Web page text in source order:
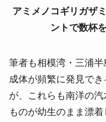
アミメノコギリガザ
ントで数杯
筆者も相模湾・三浦
成体が頻繁に発見で
が、これらも南洋の
ものが幼生のまま漂着